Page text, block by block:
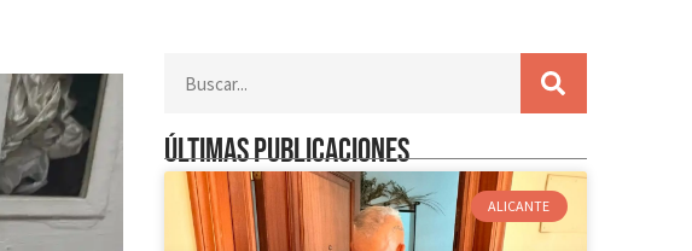
Últimas publicaciones
ALICANTE